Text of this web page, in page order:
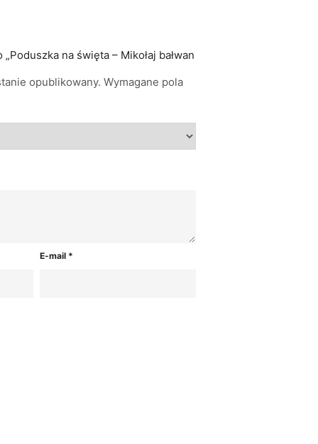
na święta – Mikołaj bałwan
opublikowany. Wymagane pola
E-mail *